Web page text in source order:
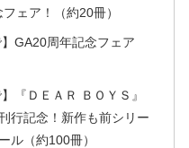
ェア！（約20冊）
】GA20周年記念フェア
『ＤＥＡＲ ＢＯＹＳ』
行記念！新作も前シリー
ル（約100冊）